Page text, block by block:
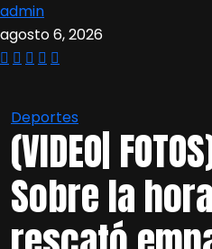
admin
agosto 6, 2026
Deportes
(VIDEO|
Sobre la